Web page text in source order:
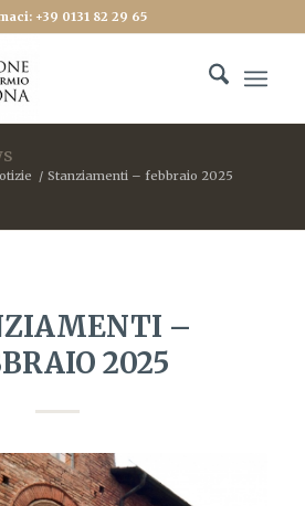
+39 0131 82 29 65
/ Stanziamenti – febbraio 2025
–
2025